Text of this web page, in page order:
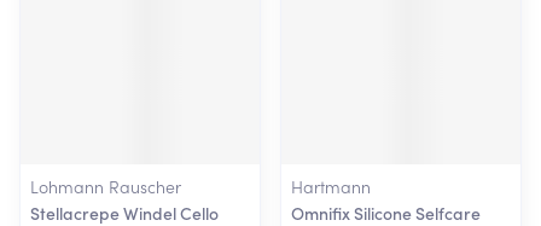
Lohmann Rauscher
Stellacrepe Windel Cello
Hartmann
Omnifix Silicone Selfcare